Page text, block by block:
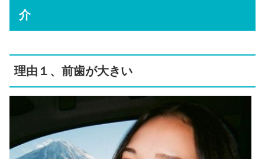
介
理由１、前歯が大きい